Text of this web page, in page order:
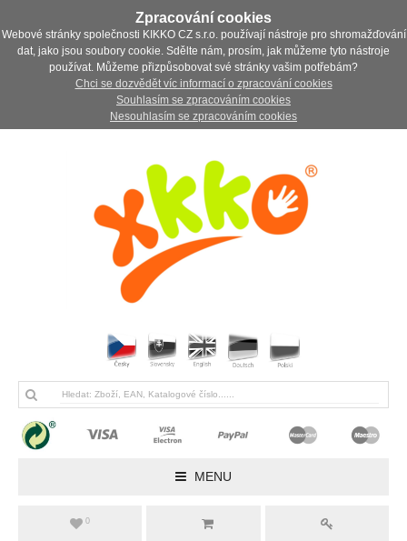
Zpracování cookies
Webové stránky společnosti KIKKO CZ s.r.o. používají nástroje pro shromažďování
dat, jako jsou soubory cookie. Sdělte nám, prosím, jak můžeme tyto nástroje
používat. Můžeme přizpůsobovat své stránky vašim potřebám?
Chci se dozvědět víc informací o zpracování cookies
Souhlasím se zpracováním cookies
Nesouhlasím se zpracováním cookies
MENU
0